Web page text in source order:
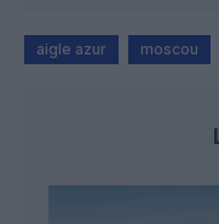
aigle azur moscou